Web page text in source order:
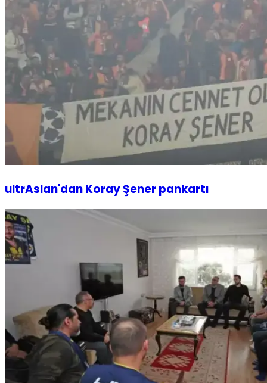
ultrAslan'dan Koray Şener pankartı